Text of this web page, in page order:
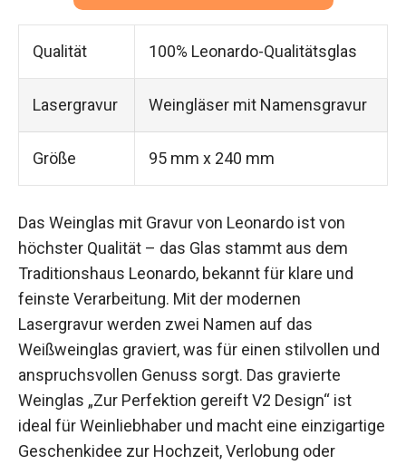
Qualität 100% Leonardo-Qualitätsglas
Lasergravur Weingläser mit Namensgravur
Größe 95 mm x 240 mm
Das Weinglas mit Gravur von Leonardo ist von
höchster Qualität – das Glas stammt aus dem
Traditionshaus Leonardo, bekannt für klare und
feinste Verarbeitung. Mit der modernen
Lasergravur werden zwei Namen auf das
Weißweinglas graviert, was für einen stilvollen und
anspruchsvollen Genuss sorgt. Das gravierte
Weinglas „Zur Perfektion gereift V2 Design“ ist
ideal für Weinliebhaber und macht eine einzigartige
Geschenkidee zur Hochzeit, Verlobung oder